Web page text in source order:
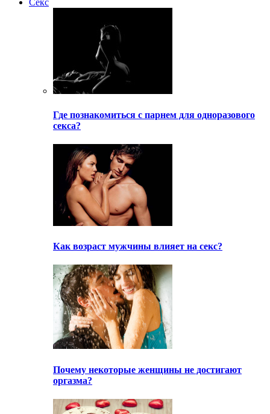
Секс
Где познакомиться с парнем для одноразового
секса?
Как возраст мужчины влияет на секс?
Почему некоторые женщины не достигают
оргазма?